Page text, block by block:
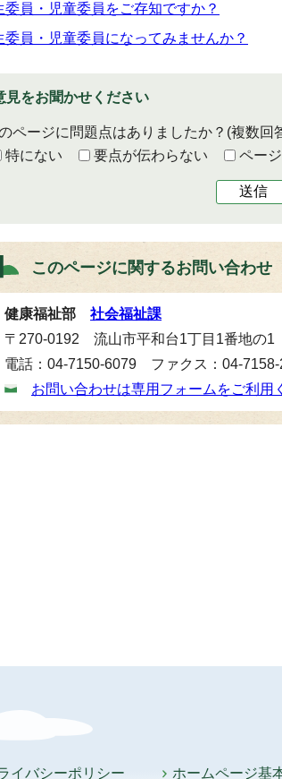
委員・児童委員をご存知ですか？
委員・児童委員になってみませんか？
見をお聞かせください
ページに問題点はありましたか？ (複数回
特にない
要点が伝わらない ペー
送信
このページに関するお問い合わせ
健康福祉部 社会福祉課
〒270-0192 流山市平和台1丁目1番地の
電話：04-7150-6079 ファクス：04-7158-
お問い合わせは専用フォームをご利用
イバシーポリシー ホームページ基